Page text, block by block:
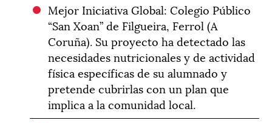
Mejor Iniciativa Global: Colegio Público
“San Xoan” de Filgueira, Ferrol (A
Coruña). Su proyecto ha detectado las
necesidades nutricionales y de actividad
física específicas de su alumnado y
pretende cubrirlas con un plan que
implica a la comunidad local.